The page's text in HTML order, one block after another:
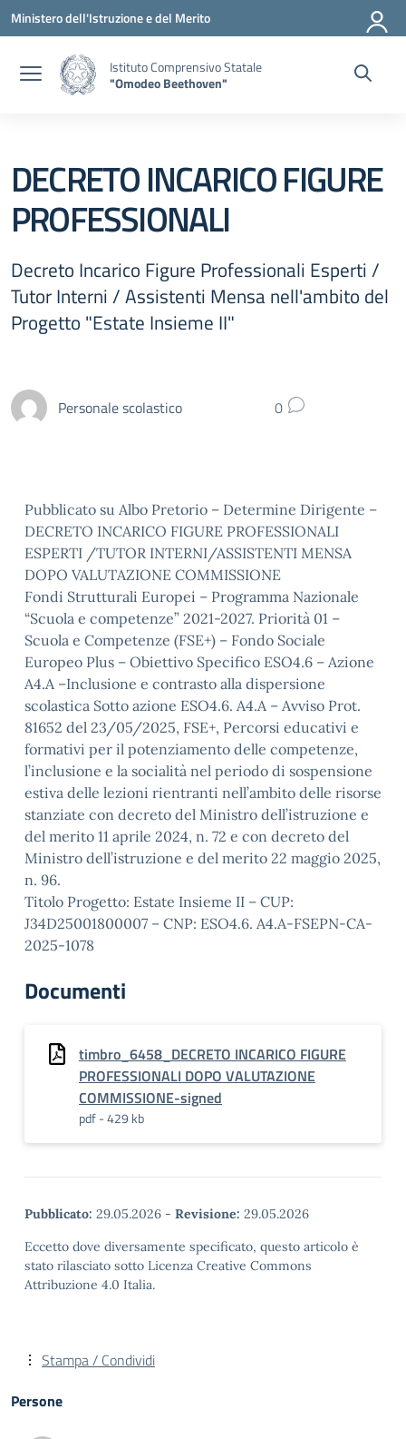
Vai ai contenuti
Vai al menu di navigazione
Vai al footer
Ministero dell'Istruzione e del Merito
Istituto Comprensivo Statale
"Omodeo Beethoven"
DECRETO INCARICO FIGURE
PROFESSIONALI
Decreto Incarico Figure Professionali Esperti /
Tutor Interni / Assistenti Mensa nell'ambito del
Progetto "Estate Insieme II"
Personale scolastico 0
Pubblicato su Albo Pretorio – Determine Dirigente –
DECRETO INCARICO FIGURE PROFESSIONALI
ESPERTI /TUTOR INTERNI/ASSISTENTI MENSA
DOPO VALUTAZIONE COMMISSIONE
Fondi Strutturali Europei – Programma Nazionale
“Scuola e competenze” 2021-2027. Priorità 01 –
Scuola e Competenze (FSE+) – Fondo Sociale
Europeo Plus – Obiettivo Specifico ESO4.6 – Azione
A4.A –Inclusione e contrasto alla dispersione
scolastica Sotto azione ESO4.6. A4.A – Avviso Prot.
81652 del 23/05/2025, FSE+, Percorsi educativi e
formativi per il potenziamento delle competenze,
l’inclusione e la socialità nel periodo di sospensione
estiva delle lezioni rientranti nell’ambito delle risorse
stanziate con decreto del Ministro dell’istruzione e
del merito 11 aprile 2024, n. 72 e con decreto del
Ministro dell’istruzione e del merito 22 maggio 2025,
n. 96.
Titolo Progetto: Estate Insieme II – CUP:
J34D25001800007 – CNP: ESO4.6. A4.A-FSEPN-CA-
2025-1078
Documenti
timbro_6458_DECRETO INCARICO FIGURE
PROFESSIONALI DOPO VALUTAZIONE
COMMISSIONE-signed
pdf - 429 kb
Pubblicato: 29.05.2026 - Revisione: 29.05.2026
Eccetto dove diversamente specificato, questo articolo è
stato rilasciato sotto Licenza Creative Commons
Attribuzione 4.0 Italia.
Stampa / Condividi
Persone